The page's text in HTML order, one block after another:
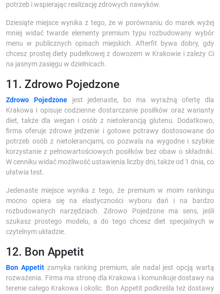
potrzeb i wspierając realizację zdrowych nawyków.
Dziesiąte miejsce wynika z tego, że w porównaniu do marek wyżej
mniej widać twarde elementy premium typu rozbudowany wybór
menu w publicznych opisach miejskich. Afterfit bywa dobry, gdy
chcesz prostej diety pudełkowej z dowozem w Krakowie i zależy Ci
na jasnym zasięgu w dzielnicach.
11. Zdrowo Pojedzone
Zdrowo Pojedzonejest jedenaste, bo ma wyraźną ofertę dla
Krakowa i opisuje codzienne dostarczanie posiłków oraz warianty
diet, także dla wegan i osób z nietolerancją glutenu. Dodatkowo,
firma oferuje zdrowe jedzenie i gotowe potrawy dostosowane do
potrzeb osób z nietolerancjami, co pozwala na wygodne i szybkie
korzystanie z pełnowartościowych posiłków bez obaw o składniki.
W cenniku widać możliwość ustawienia liczby dni, także od 1 dnia, co
ułatwia test.
Jedenaste miejsce wynika z tego, że premium w moim rankingu
mocno opiera się na elastyczności wyboru dań i na bardzo
rozbudowanych narzędziach. Zdrowo Pojedzone ma sens, jeśli
szukasz prostego modelu, a do tego chcesz diet specjalnych w
czytelnym układzie.
12. Bon Appetit
Bon Appetitzamyka ranking premium, ale nadal jest opcją wartą
rozważenia. Firma ma stronę dla Krakowa i komunikuje dostawy na
terenie całego Krakowa i okolic. Bon Appetit podkreśla też dostawy